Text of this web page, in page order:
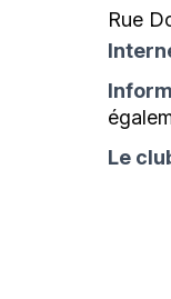
Rue
Le